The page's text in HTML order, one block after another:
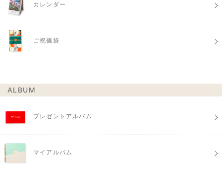
カレンダー
ご祝儀袋
ALBUM
プレゼントアルバム
マイアルバム